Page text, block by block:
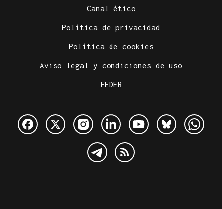
Canal ético
Política de privacidad
Política de cookies
Aviso legal y condiciones de uso
FEDER